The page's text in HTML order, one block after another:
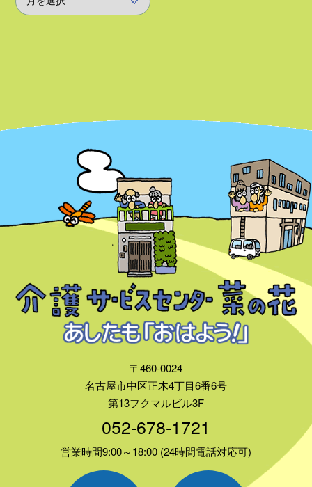
〒460-0024
名古屋市中区正木4丁目6番6号
第13フクマルビル3F
052-678-1721
営業時間9:00～18:00 (24時間電話対応可)